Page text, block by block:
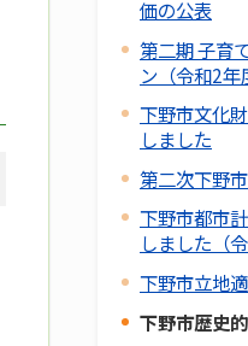
価の公表
第二期 子育
ン（令和2年
下野市文化
しました
第二次下野
下野市都市
しました（
下野市立地
下野市歴史